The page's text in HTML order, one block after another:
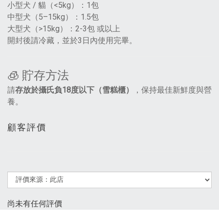
小型犬 / 貓（<5kg）：1包
中型犬（5–15kg）：1.5包
大型犬（>15kg）：2-3包 或以上
開封後請冷藏，並於3日內使用完畢。
🧊 貯存方法
請存放於攝氏負18度以下（雪糕櫃）
，保持最佳新鮮度與營
養。
顧客評價
尚未有任何評價